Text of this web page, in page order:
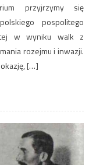
przyjrzymy się
pospolitego
w wyniku walk z
rozejmu i inwazji.
okazję, […]